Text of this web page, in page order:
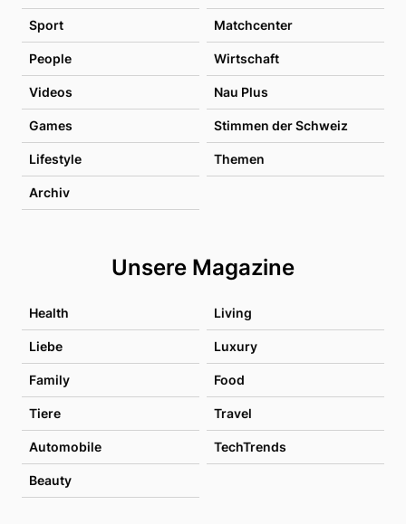
Sport Matchcenter
People Wirtschaft
Videos Nau Plus
Games Stimmen der Schweiz
Lifestyle Themen
Archiv
Unsere Magazine
Health Living
Liebe Luxury
Family Food
Tiere Travel
Automobile TechTrends
Beauty